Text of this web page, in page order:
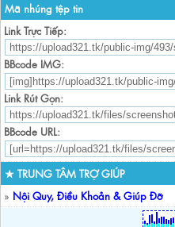
Mã nhúng tệp tin
Link Trực Tiếp:
BBcode IMG:
Link Rút Gọn:
BBcode URL:
★ TRUNG TÂM TRỢ GIÚP
» Nội Quy, Điều Khoản & Giúp Đỡ